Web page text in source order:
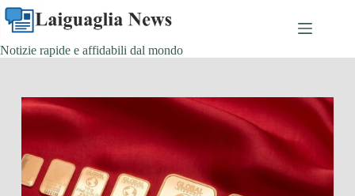
Skip
to
content
Notizie rapide e affidabili dal mondo